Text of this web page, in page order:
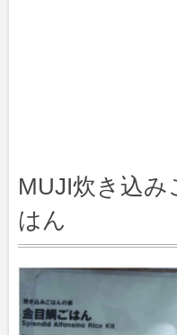
MUJI炊き込み
はん